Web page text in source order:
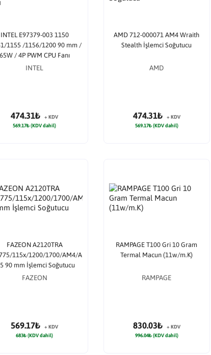
INTEL E97379-003 1150
1155 /1156/1200 90 mm /
65W / 4P PWM CPU Fanı
INTEL
474.31₺
+ KDV
569.17₺ (KDV dahil)
AMD 712-000071 AM4 Wraith
Stealth İşlemci Soğutucu
AMD
474.31₺
+ KDV
569.17₺ (KDV dahil)
FAZEON A2120TRA
115x/1200/1700/AM4/A
90 mm İşlemci Soğutucu
FAZEON
569.17₺
+ KDV
683₺ (KDV dahil)
RAMPAGE T100 Gri 10 Gram
Termal Macun (11w/m.K)
RAMPAGE
830.03₺
+ KDV
996.04₺ (KDV dahil)